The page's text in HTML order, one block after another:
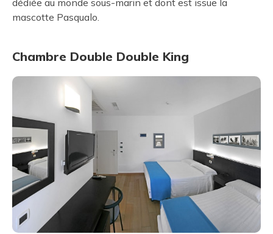
mascotte Pasqualo.
Chambre Double Double King